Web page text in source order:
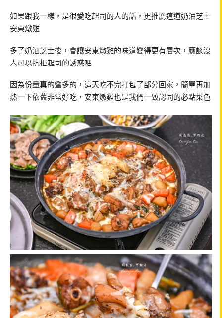
如果跟我一樣，是很愛吃起司的人的話，更推薦這道奶油芝士
安東燉雞
多了奶油芝士後，會讓安東燉雞的味道變得更有層次，應該沒
人可以抗拒起司的誘惑吧
因為份量真的蠻多的，這天吃不完打包了部分回家，簡單再加
熱一下依舊非常好吃，安東燉雞也是我們一致認同的必點菜色